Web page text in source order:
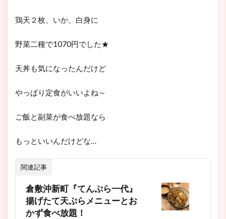
鶏天２枚、いか、白身に
野菜二種で1070円でした★
天丼も気になったんだけど
やっぱり定食がいいよね～
ご飯と副菜が食べ放題なら
もっといいんだけどな…
関連記事
倉敷沖新町『てんぷら一代』
揚げたて天ぷらメニューとお
かず食べ放題！